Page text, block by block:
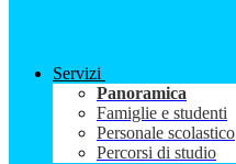
Servizi
Panoramica
Famiglie e studenti
Personale scolastico
Percorsi di studio